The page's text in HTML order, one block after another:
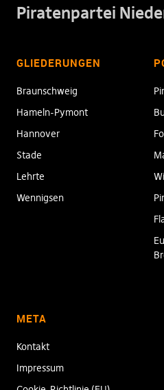
Piratenpartei
GLIEDERUNGEN
Braunschweig
Hameln-Pymont
Hannover
Stade
Lehrte
Wennigsen
META
Kontakt
Impressum